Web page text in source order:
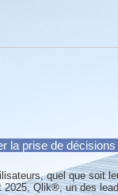
la prise de
quel que soit
Qlik®, un des